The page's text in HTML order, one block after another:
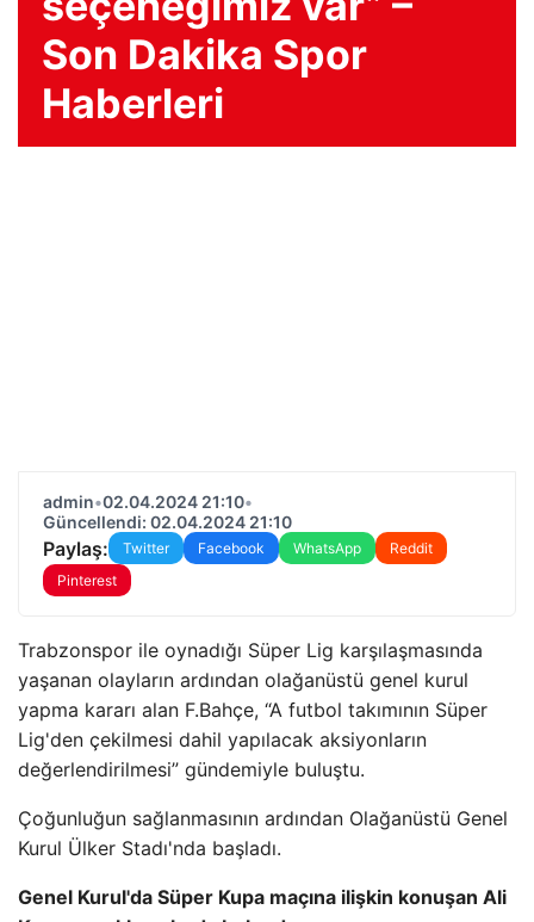
Son Dakika Spor
Haberleri
admin•02.04.2024 21:10•
Güncellendi: 02.04.2024 21:10
Paylaş: Twitter Facebook WhatsApp
Reddit
Pinterest
Trabzonspor ile oynadığı Süper Lig karşılaşmasında
yaşanan olayların ardından olağanüstü genel kurul
yapma kararı alan F.Bahçe, “A futbol takımının Süper
Lig'den çekilmesi dahil yapılacak aksiyonların
değerlendirilmesi” gündemiyle buluştu.
Çoğunluğun sağlanmasının ardından Olağanüstü Genel
Kurul Ülker Stadı'nda başladı.
Genel Kurul'da Süper Kupa maçına ilişkin konuşan Ali